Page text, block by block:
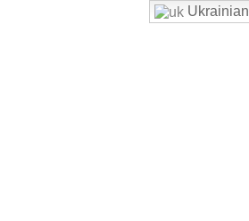
Ukrainian